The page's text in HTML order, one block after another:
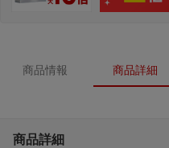
商品情報 商品詳細
商品詳細